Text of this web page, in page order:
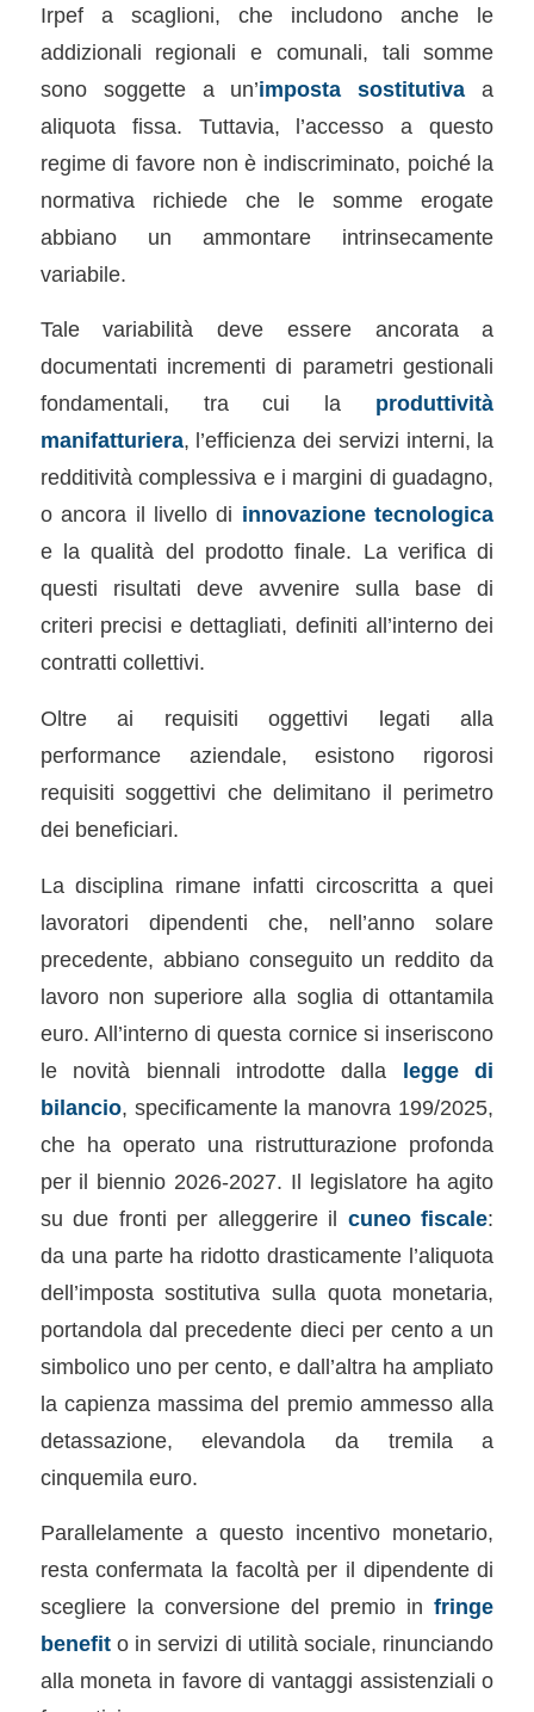
Irpef a scaglioni, che includono anche le
addizionali regionali e comunali, tali somme
sono soggette a un’imposta sostitutiva a
aliquota fissa. Tuttavia, l’accesso a questo
regime di favore non è indiscriminato, poiché la
normativa richiede che le somme erogate
abbiano un ammontare intrinsecamente
variabile.
Tale variabilità deve essere ancorata a
documentati incrementi di parametri gestionali
fondamentali, tra cui la produttività
manifatturiera, l’efficienza dei servizi interni, la
redditività complessiva e i margini di guadagno,
o ancora il livello di innovazione tecnologica
e la qualità del prodotto finale. La verifica di
questi risultati deve avvenire sulla base di
criteri precisi e dettagliati, definiti all’interno dei
contratti collettivi.
Oltre ai requisiti oggettivi legati alla
performance aziendale, esistono rigorosi
requisiti soggettivi che delimitano il perimetro
dei beneficiari.
La disciplina rimane infatti circoscritta a quei
lavoratori dipendenti che, nell’anno solare
precedente, abbiano conseguito un reddito da
lavoro non superiore alla soglia di ottantamila
euro. All’interno di questa cornice si inseriscono
le novità biennali introdotte dalla legge di
bilancio, specificamente la manovra 199/2025,
che ha operato una ristrutturazione profonda
per il biennio 2026-2027. Il legislatore ha agito
su due fronti per alleggerire il cuneo fiscale:
da una parte ha ridotto drasticamente l’aliquota
dell’imposta sostitutiva sulla quota monetaria,
portandola dal precedente dieci per cento a un
simbolico uno per cento, e dall’altra ha ampliato
la capienza massima del premio ammesso alla
detassazione, elevandola da tremila a
cinquemila euro.
Parallelamente a questo incentivo monetario,
resta confermata la facoltà per il dipendente di
scegliere la conversione del premio infringe
benefito in servizi di utilità sociale, rinunciando
alla moneta in favore di vantaggi assistenziali o